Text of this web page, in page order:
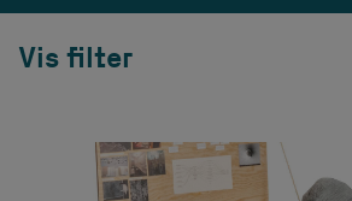
Vis filter